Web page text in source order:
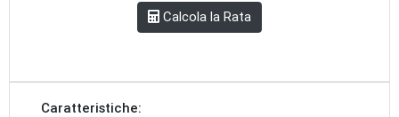
Calcola la Rata
Caratteristiche: